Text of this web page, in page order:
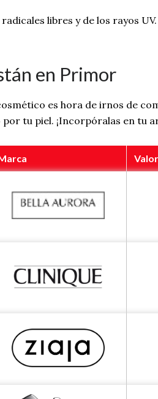
libres y de los rayos
en Primor
es hora de irnos de
tu piel. ¡Incorpóralas en tu